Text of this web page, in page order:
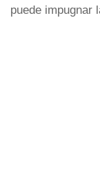
puede impugnar